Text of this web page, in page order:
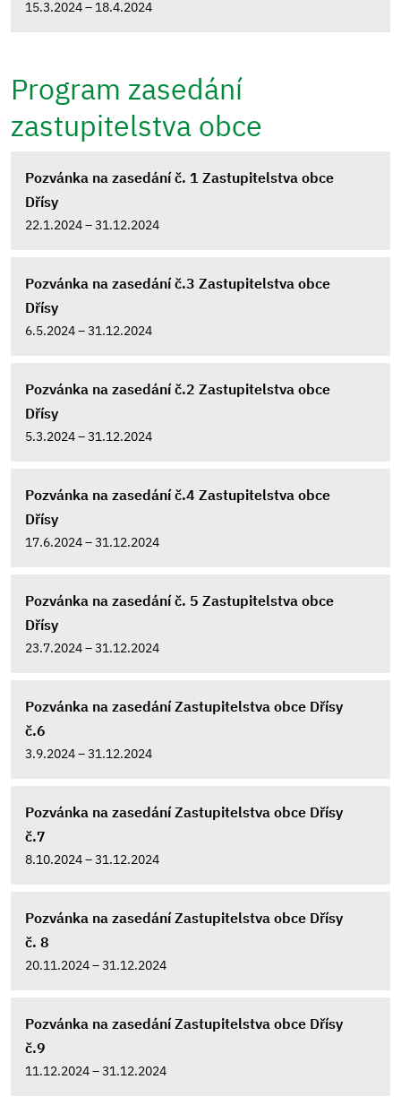
15.3.2024 – 18.4.2024
Program zasedání
zastupitelstva obce
Pozvánka na zasedání č. 1 Zastupitelstva obce
Dřísy
22.1.2024 – 31.12.2024
Pozvánka na zasedání č.3 Zastupitelstva obce
Dřísy
6.5.2024 – 31.12.2024
Pozvánka na zasedání č.2 Zastupitelstva obce
Dřísy
5.3.2024 – 31.12.2024
Pozvánka na zasedání č.4 Zastupitelstva obce
Dřísy
17.6.2024 – 31.12.2024
Pozvánka na zasedání č. 5 Zastupitelstva obce
Dřísy
23.7.2024 – 31.12.2024
Pozvánka na zasedání Zastupitelstva obce Dřísy
č.6
3.9.2024 – 31.12.2024
Pozvánka na zasedání Zastupitelstva obce Dřísy
č.7
8.10.2024 – 31.12.2024
Pozvánka na zasedání Zastupitelstva obce Dřísy
č. 8
20.11.2024 – 31.12.2024
Pozvánka na zasedání Zastupitelstva obce Dřísy
č.9
11.12.2024 – 31.12.2024